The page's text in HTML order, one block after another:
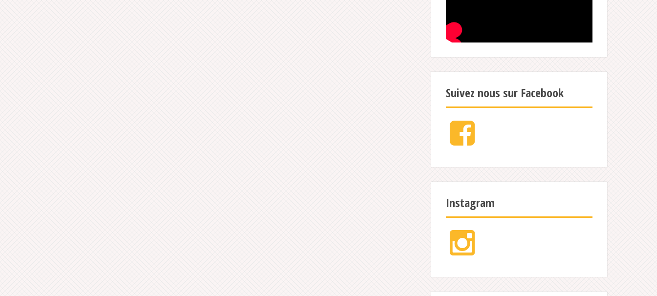
Suivez nous sur Facebook
Facebook
Instagram
Instagram